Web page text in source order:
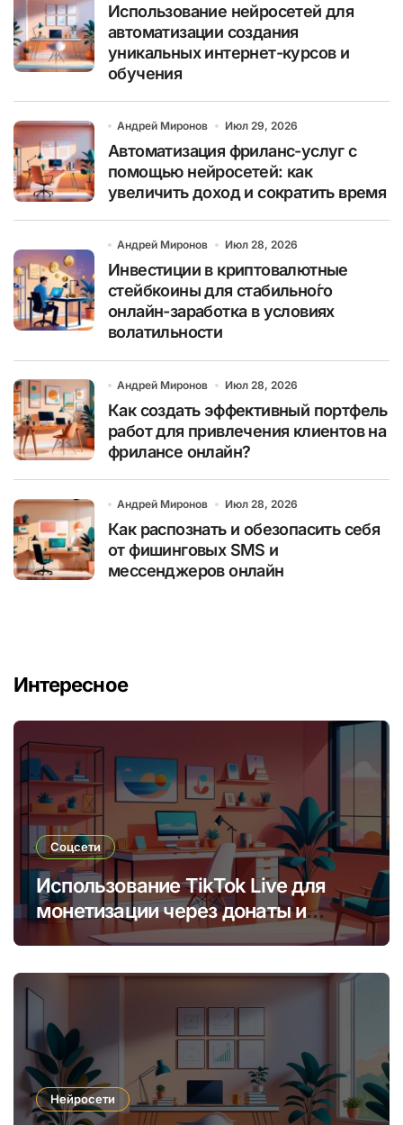
Использование нейросетей для
автоматизации создания
уникальных интернет-курсов и
обучения
Андрей Миронов Июл 29, 2026
Автоматизация фриланс-услуг с
помощью нейросетей: как
увеличить доход и сократить время
Андрей Миронов Июл 28, 2026
Инвестиции в криптовалютные
стейбкоины для стабильно́го
онлайн-заработка в условиях
волатильности
Андрей Миронов Июл 28, 2026
Как создать эффективный портфель
работ для привлечения клиентов на
фрилансе онлайн?
Андрей Миронов Июл 28, 2026
Как распознать и обезопасить себя
от фишинговых SMS и
мессенджеров онлайн
Интересное
Соцсети
Использование TikTok Live для
монетизации через донаты и
платные подписки
Нейросети